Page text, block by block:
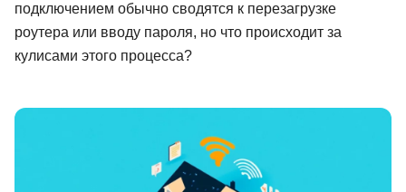
подключением обычно сводятся к перезагрузке
роутера или вводу пароля, но что происходит за
кулисами этого процесса?
Аналитика
Менеджмент
Soft Skills